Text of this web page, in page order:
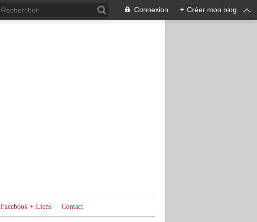
Connexion + Créer mon blog
Facebook + Liens Contact